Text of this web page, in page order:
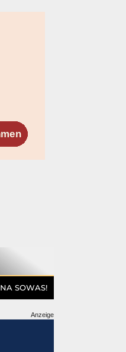
NA SOWAS!
Anzeige